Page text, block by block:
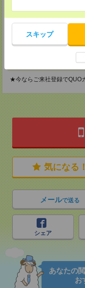
スキップ
メディカルケア事業部
TEL：0120-901-799
MAIL：
tenshoku@nikken-
★今ならご来社登録でQUO
気になる！
メールで送る
シェア
あなたの
お